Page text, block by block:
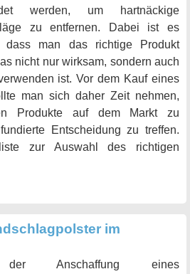
werden, um hartnäckige
zu entfernen. Dabei ist es
dass man das richtige Produkt
nicht nur wirksam, sondern auch
ist. Vor dem Kauf eines
man sich daher Zeit nehmen,
Produkte auf dem Markt zu
Entscheidung zu treffen.
zur Auswahl des richtigen
im
Anschaffung eines